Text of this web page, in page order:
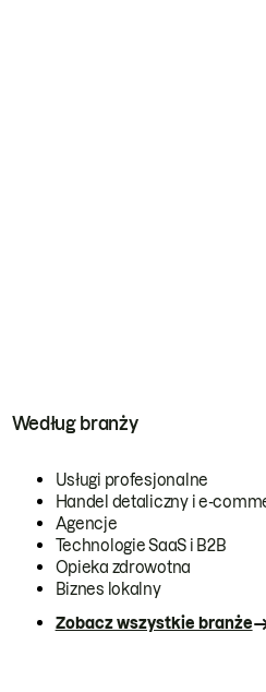
Według branży
Usługi profesjonalne
Handel detaliczny i e-
Agencje
Technologie SaaS i B2B
Opieka zdrowotna
Biznes lokalny
Zobacz wszystkie branże